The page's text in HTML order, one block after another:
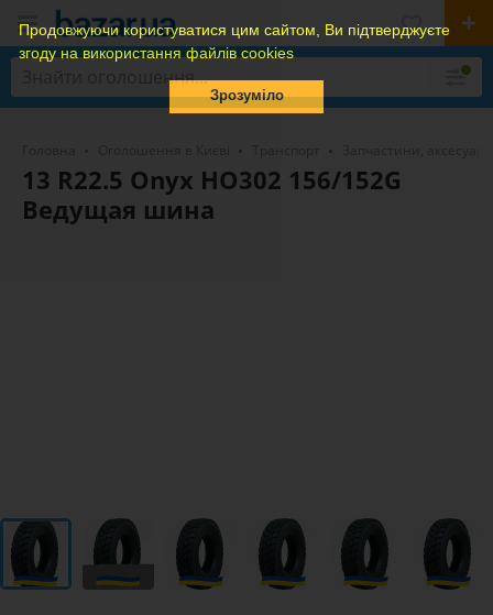
Продовжуючи користуватися цим сайтом, Ви підтверджуєте
згоду на використання файлів cookies
Зрозуміло
13 R22.5 Onyx HO302 156/152G
Ведущая шина